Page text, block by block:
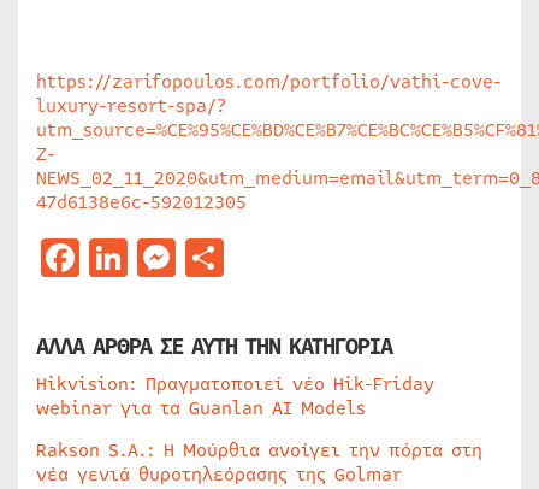
https://zarifopoulos.com/portfolio/vathi-cove-
luxury-resort-spa/?
Z-
47d6138e6c-592012305
Facebook
LinkedIn
Messenger
ΑΛΛΑ ΑΡΘΡΑ ΣΕ ΑΥΤΗ ΤΗΝ ΚΑΤΗΓΟΡΙΑ
Hikvision: Πραγματοποιεί νέο Hik-Friday
webinar για τα Guanlan AI Models
Rakson S.A.: Η Μούρθια ανοίγει την πόρτα στη
νέα γενιά θυροτηλεόρασης της Golmar